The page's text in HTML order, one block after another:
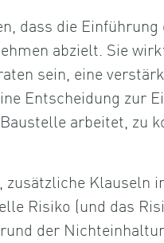
dass die
abzielt. Sie
sein, eine
Entscheidung zur
arbeitet, zu
Klauseln
Risiko (und das
der